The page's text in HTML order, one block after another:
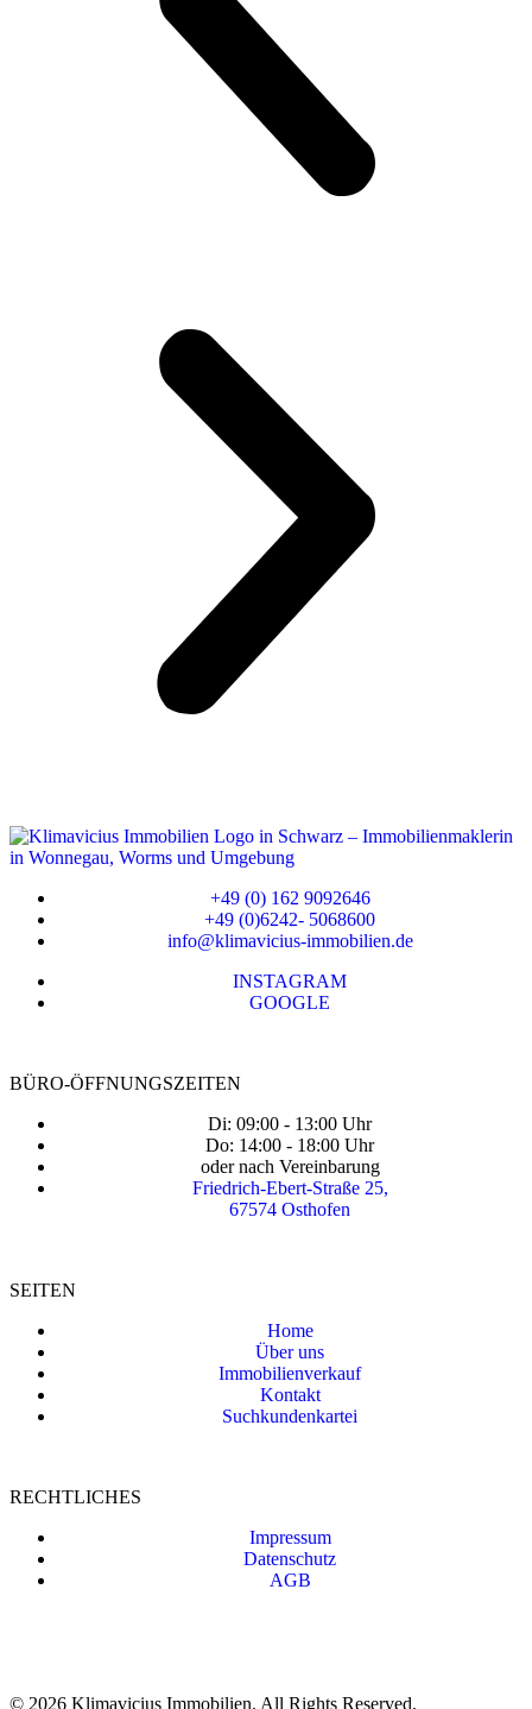
+49 (0) 162 9092646
+49 (0)6242- 5068600
info@klimavicius-immobilien.de
INSTAGRAM
GOOGLE
BÜRO-ÖFFNUNGSZEITEN
Di: 09:00 - 13:00 Uhr
Do: 14:00 - 18:00 Uhr
oder nach Vereinbarung
Friedrich-Ebert-Straße 25,
67574 Osthofen
SEITEN
Home
Über uns
Immobilienverkauf
Kontakt
Suchkundenkartei
RECHTLICHES
Impressum
Datenschutz
AGB
© 2026 Klimavicius Immobilien. All Rights Reserved.